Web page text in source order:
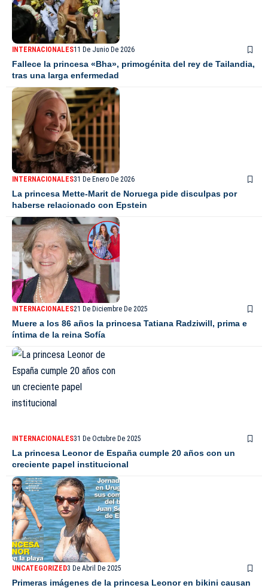
INTERNACIONALES11 De Junio De 2026
Fallece la princesa «Bha», primogénita del rey de Tailandia,
tras una larga enfermedad
INTERNACIONALES31 De Enero De 2026
La princesa Mette-Marit de Noruega pide disculpas por
haberse relacionado con Epstein
INTERNACIONALES21 De Diciembre De 2025
Muere a los 86 años la princesa Tatiana Radziwill, prima e
íntima de la reina Sofía
INTERNACIONALES31 De Octubre De 2025
La princesa Leonor de España cumple 20 años con un
creciente papel institucional
UNCATEGORIZED3 De Abril De 2025
Primeras imágenes de la princesa Leonor en bikini causan